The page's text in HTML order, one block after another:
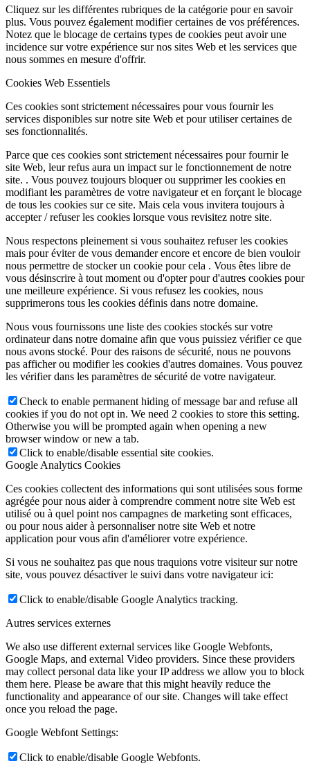
Cliquez sur les différentes rubriques de la catégorie pour en savoir
plus. Vous pouvez également modifier certaines de vos préférences.
Notez que le blocage de certains types de cookies peut avoir une
incidence sur votre expérience sur nos sites Web et les services que
nous sommes en mesure d'offrir.
Cookies Web Essentiels
Ces cookies sont strictement nécessaires pour vous fournir les
services disponibles sur notre site Web et pour utiliser certaines de
ses fonctionnalités.
Parce que ces cookies sont strictement nécessaires pour fournir le
site Web, leur refus aura un impact sur le fonctionnement de notre
site. . Vous pouvez toujours bloquer ou supprimer les cookies en
modifiant les paramètres de votre navigateur et en forçant le blocage
de tous les cookies sur ce site. Mais cela vous invitera toujours à
accepter / refuser les cookies lorsque vous revisitez notre site.
Nous respectons pleinement si vous souhaitez refuser les cookies
mais pour éviter de vous demander encore et encore de bien vouloir
nous permettre de stocker un cookie pour cela . Vous êtes libre de
vous désinscrire à tout moment ou d'opter pour d'autres cookies pour
une meilleure expérience. Si vous refusez les cookies, nous
supprimerons tous les cookies définis dans notre domaine.
Nous vous fournissons une liste des cookies stockés sur votre
ordinateur dans notre domaine afin que vous puissiez vérifier ce que
nous avons stocké. Pour des raisons de sécurité, nous ne pouvons
pas afficher ou modifier les cookies d'autres domaines. Vous pouvez
les vérifier dans les paramètres de sécurité de votre navigateur.
Check to enable permanent hiding of message bar and refuse all
cookies if you do not opt in. We need 2 cookies to store this setting.
Otherwise you will be prompted again when opening a new
browser window or new a tab.
Click to enable/disable essential site cookies.
Google Analytics Cookies
Ces cookies collectent des informations qui sont utilisées sous forme
agrégée pour nous aider à comprendre comment notre site Web est
utilisé ou à quel point nos campagnes de marketing sont efficaces,
ou pour nous aider à personnaliser notre site Web et notre
application pour vous afin d'améliorer votre expérience.
Si vous ne souhaitez pas que nous traquions votre visiteur sur notre
site, vous pouvez désactiver le suivi dans votre navigateur ici:
Click to enable/disable Google Analytics tracking.
Autres services externes
We also use different external services like Google Webfonts,
Google Maps, and external Video providers. Since these providers
may collect personal data like your IP address we allow you to block
them here. Please be aware that this might heavily reduce the
functionality and appearance of our site. Changes will take effect
once you reload the page.
Google Webfont Settings:
Click to enable/disable Google Webfonts.